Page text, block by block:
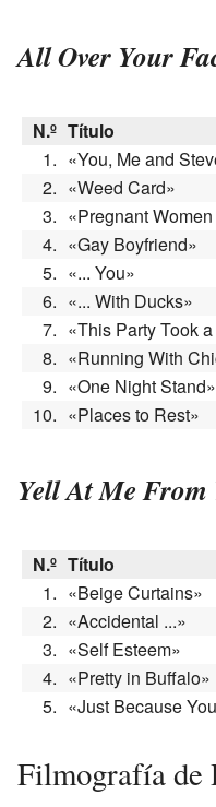
All Over Your
N.º Título
1. «You, Me and
2. «Weed Card»
3. «Pregnant
4. «Gay Boyfriend»
5. «... You»
6. «... With Ducks»
7. «This Party Took
8. «Running With
9. «One Night Stand»
10. «Places to Rest»
Yell At Me
N.º Título
1. «Beige Curtains»
2. «Accidental ...»
3. «Self Esteem»
4. «Pretty in Buffalo»
5. «Just Because
Filmografía de